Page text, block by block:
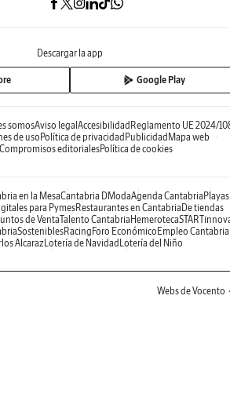
Descargar la app
Google Play
somosAviso legalAccesibilidadReglamento UE 2024/
de usoPolítica de privacidadPublicidadMapa web
Compromisos editorialesPolítica de cookies
en la MesaCantabria DModaAgenda CantabriaPlayas
para PymesRestaurantes en CantabriaDe tiendas
de VentaTalento CantabriaHemeroteca
SosteniblesRacingForo EconómicoEmpleo Cantabria
AlcarazLotería de NavidadLotería del Niño
Webs de Vocento